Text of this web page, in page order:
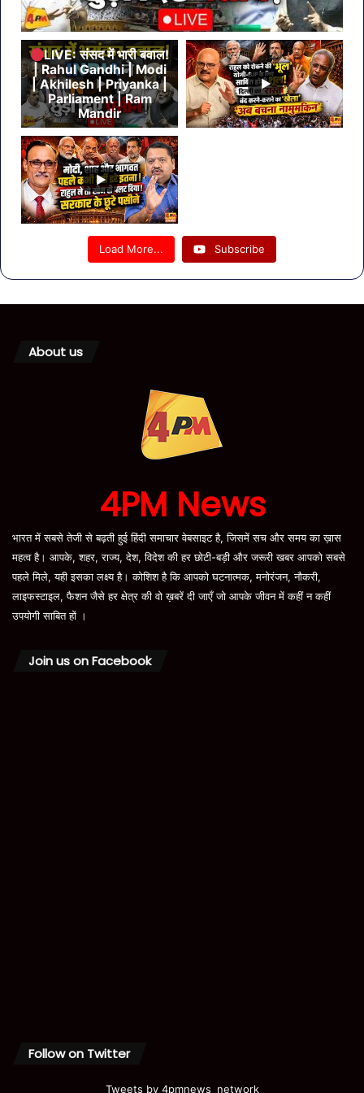
LIVE: संसद में भारी बवाल!
| Rahul Gandhi | Modi
| Akhilesh | Priyanka |
Parliament | Ram
Mandir
Load More... Subscribe
About us
4PM News
भारत में सबसे तेजी से बढ़ती हुई हिंदी समाचार वेबसाइट है, जिसमें सच और समय का ख़ास
महत्व है। आपके, शहर, राज्य, देश, विदेश की हर छोटी-बड़ी और जरूरी खबर आपको सबसे
पहले मिले, यही इसका लक्ष्य है। कोशिश है कि आपको घटनात्मक, मनोरंजन, नौकरी,
लाइफस्टाइल, फैशन जैसे हर क्षेत्र की वो ख़बरें दी जाएँ जो आपके जीवन में कहीं न कहीं
उपयोगी साबित हों ।
Join us on Facebook
Follow on Twitter
Tweets by 4pmnews_network